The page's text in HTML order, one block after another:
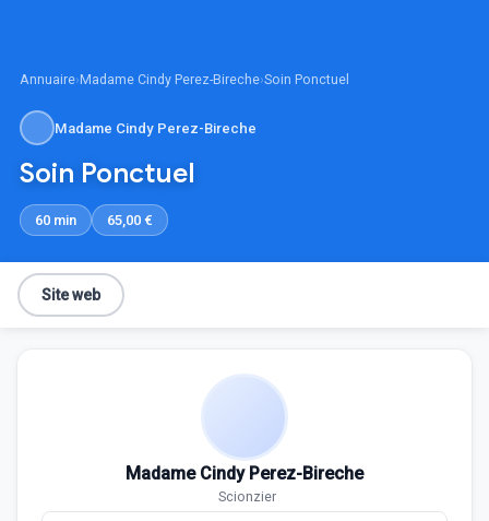
Annuaire›Madame Cindy Perez-Bireche›Soin Ponctuel
Madame Cindy Perez-Bireche
Soin Ponctuel
60 min 65,00 €
Site web
Madame Cindy Perez-Bireche
Scionzier